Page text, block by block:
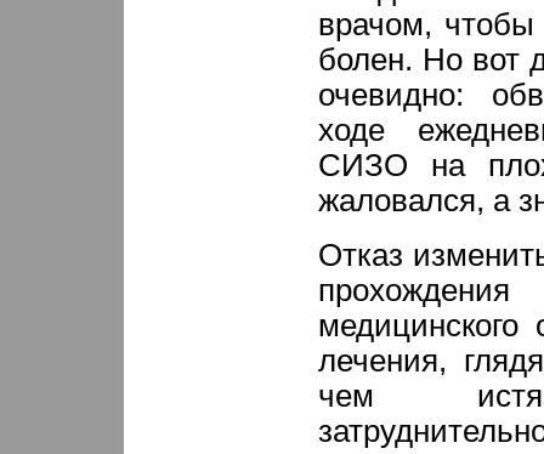
врачом, чтобы
болен. Но вот
очевидно:
ходе
СИЗО на
жаловался, а
Отказ
медицинского
лечения,
чем